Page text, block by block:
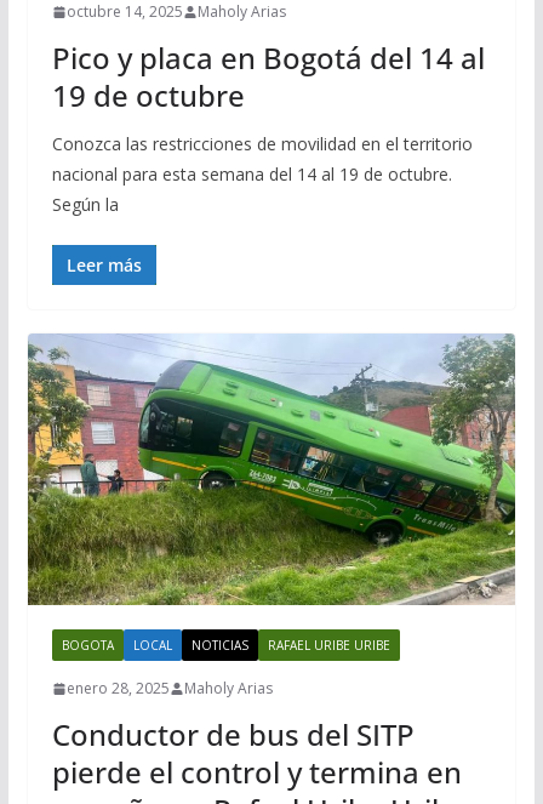
octubre 14, 2025 Maholy Arias
Pico y placa en Bogotá del 14 al
19 de octubre
Conozca las restricciones de movilidad en el territorio
nacional para esta semana del 14 al 19 de octubre.
Según la
Leer más
BOGOTA LOCAL NOTICIAS RAFAEL URIBE URIBE
enero 28, 2025 Maholy Arias
Conductor de bus del SITP
pierde el control y termina en